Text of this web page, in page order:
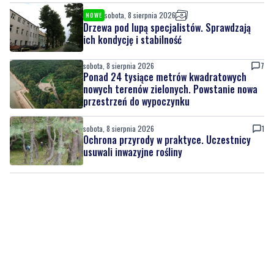
NOWE sobota, 8 sierpnia 2026
Drzewa pod lupą specjalistów. Sprawdzają
ich kondycję i stabilność
sobota, 8 sierpnia 2026 7
Ponad 24 tysiące metrów kwadratowych
nowych terenów zielonych. Powstanie nowa
przestrzeń do wypoczynku
sobota, 8 sierpnia 2026 1
Ochrona przyrody w praktyce. Uczestnicy
usuwali inwazyjne rośliny